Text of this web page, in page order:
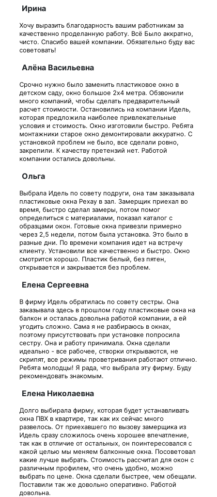
Ирина
Хочу выразить благодарность вашим работникам за
качественно проделанную работу. Всё Было аккратно,
чисто. Спасибо вашей компании. Обязательно буду вас
советовать!
Алёна Васильевна
Срочно нужно было заменить пластиковое окно в
детском саду, окно большое 2х4 метра. Обзвонили
много компаний, чтобы сделать предварительный
расчет стоимости. Остановились на компании Идель,
которая предложила наиболее привлекательные
условия и стоимость. Окно изготовили быстро. Ребята
монтажники старое окно демонтировали аккуратно. С
установкой проблем не было, все сделали ровно,
закрепили. К качеству претензий нет. Работой
компании остались довольны.
Ольга
Выбрала Идель по совету подруги, она там заказывала
пластиковые окна Рехау в зал. Замерщик приехал во
время, быстро сделал замеры, потом помог
определиться с материалами, показал каталог с
образцами окон. Готовые окна привезли примерно
через 2,5 недели, потом была установка. Это было в
разные дни. По времени компания идет на встречу
клиенту. Установили все качественно и быстро. Окно
смотрится хорошо. Пластик белый, без пятен,
открывается и закрывается без проблем.
Елена Сергеевна
В фирму Идель обратилась по совету сестры. Она
заказывала здесь в прошлом году пластиковые окна на
балкон и осталась довольна работой компании, а ей
угодить сложно. Сама я не разбираюсь в окнах,
поэтому присутствовать при установке попросила
сестру. Она и работу принимала. Окна сделали
идеально - все рабочее, створки открываются, не
скрипят, все режимы проветривания работают отлично.
Ребята молодцы! Я рада, что выбрала эту фирму. Буду
рекомендовать знакомым.
Елена Николаевна
Долго выбирала фирму, которая будет устанавливать
окна ПВХ в квартире, так как их сейчас много
развелось. От приехавшего по вызову замерщика из
Идель сразу сложилось очень хорошее впечатление,
так как в отличие от остальных, он поинтересовался с
какой целью мы меняем балконные окна. Посоветовал
какие лучше выбрать. Стоимость рассчитал для окон с
различным профилем, что очень удобно, можно
выбрать по цене. Окна сделали быстрее, чем обещали.
Поставили так же довольно оперативно. Работой
довольна.